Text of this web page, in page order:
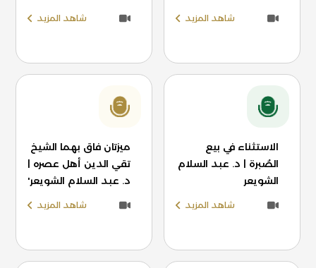
شاهد المزيد شاهد المزيد
الاستثناء في بيع
الصُبرة | د. عبد السلام
الشويعر
شاهد المزيد
ميزتان فاق بهما الشيخ
تقي الدين أهل عصره |
د. عبد السلام الشويعر'
شاهد المزيد